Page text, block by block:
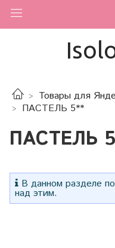
Товары для
ПАСТЕЛЬ 5**
ПАСТЕЛЬ
В данном разделе
над этим.